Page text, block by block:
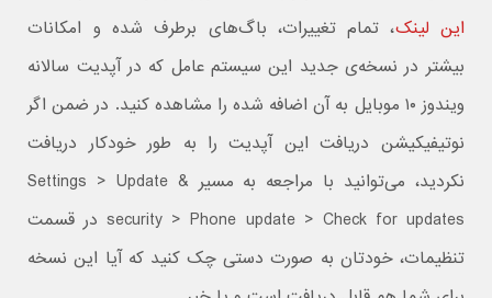
این لینک، تمام تغییرات، باگ‌های برطرف شده و امکانات
بیشتر در نسخه‌ی جدید این سیستم عامل که در آپدیت سالانه
ویندوز ۱۰ موبایل به آن اضافه شده را مشاهده کنید. در ضمن اگر
نوتیفیکیشن دریافت این آپدیت را به طور خودکار دریافت
نکردید، می‌توانید با مراجعه به مسیر Settings > Update &
security > Phone update > Check for updates در قسمت
تنظیمات، خودتان به صورت دستی چک کنید که آیا این نسخه